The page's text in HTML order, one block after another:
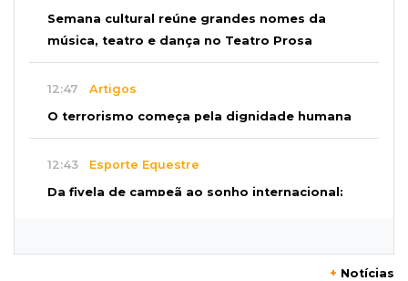
Semana cultural reúne grandes nomes da
música, teatro e dança no Teatro Prosa
12:47 Artigos
O terrorismo começa pela dignidade humana
12:43 Esporte Equestre
Da fivela de campeã ao sonho internacional:
+ Notícias